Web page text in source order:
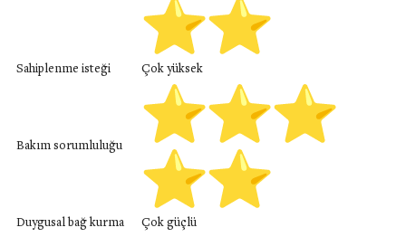
Sahiplenme isteği Çok yüksek
Bakım sorumluluğu
Duygusal bağ kurma
Çok güçlü